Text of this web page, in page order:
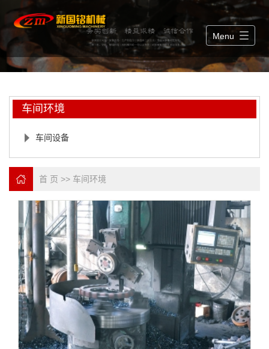
Menu
车间环境
车间设备
首 页 >> 车间环境